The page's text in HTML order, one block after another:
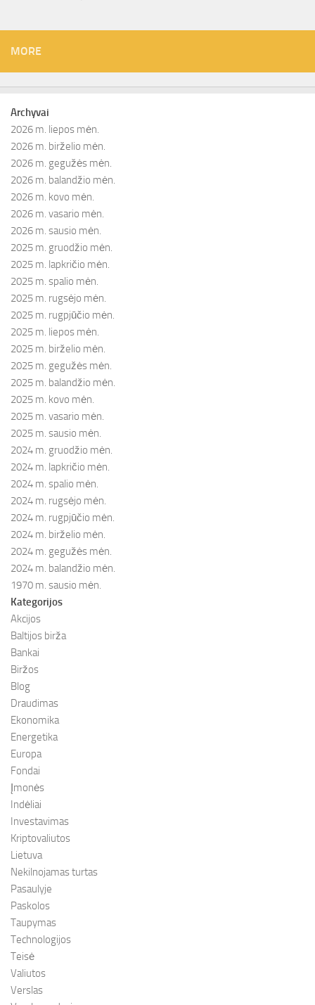
MORE
Archyvai
2026 m. liepos mėn.
2026 m. birželio mėn.
2026 m. gegužės mėn.
2026 m. balandžio mėn.
2026 m. kovo mėn.
2026 m. vasario mėn.
2026 m. sausio mėn.
2025 m. gruodžio mėn.
2025 m. lapkričio mėn.
2025 m. spalio mėn.
2025 m. rugsėjo mėn.
2025 m. rugpjūčio mėn.
2025 m. liepos mėn.
2025 m. birželio mėn.
2025 m. gegužės mėn.
2025 m. balandžio mėn.
2025 m. kovo mėn.
2025 m. vasario mėn.
2025 m. sausio mėn.
2024 m. gruodžio mėn.
2024 m. lapkričio mėn.
2024 m. spalio mėn.
2024 m. rugsėjo mėn.
2024 m. rugpjūčio mėn.
2024 m. birželio mėn.
2024 m. gegužės mėn.
2024 m. balandžio mėn.
1970 m. sausio mėn.
Kategorijos
Akcijos
Baltijos birža
Bankai
Biržos
Blog
Draudimas
Ekonomika
Energetika
Europa
Fondai
Įmonės
Indėliai
Investavimas
Kriptovaliutos
Lietuva
Nekilnojamas turtas
Pasaulyje
Paskolos
Taupymas
Technologijos
Teisė
Valiutos
Verslas